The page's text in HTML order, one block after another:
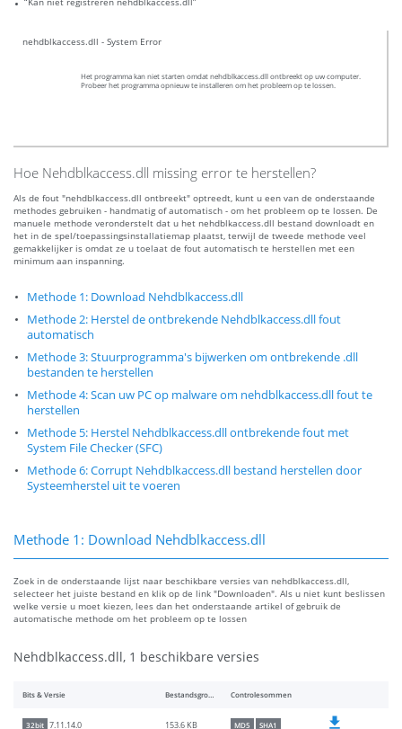
nehdblkaccess.dll - System Error
Het programma kan niet starten omdat nehdblkaccess.dll ontbreekt op uw computer.
Probeer het programma opnieuw te installeren om het probleem op te lossen.
Hoe Nehdblkaccess.dll missing error te herstellen?
Als de fout "nehdblkaccess.dll ontbreekt" optreedt, kunt u een van de onderstaande
methodes gebruiken - handmatig of automatisch - om het probleem op te lossen. De
manuele methode veronderstelt dat u het nehdblkaccess.dll bestand downloadt en
het in de spel/toepassingsinstallatiemap plaatst, terwijl de tweede methode veel
gemakkelijker is omdat ze u toelaat de fout automatisch te herstellen met een
minimum aan inspanning.
Methode 1: Download Nehdblkaccess.dll
Methode 2: Herstel de ontbrekende Nehdblkaccess.dll fout
automatisch
Methode 3: Stuurprogramma's bijwerken om ontbrekende .dll
bestanden te herstellen
Methode 4: Scan uw PC op malware om nehdblkaccess.dll fout te
herstellen
Methode 5: Herstel Nehdblkaccess.dll ontbrekende fout met
System File Checker (SFC)
Methode 6: Corrupt Nehdblkaccess.dll bestand herstellen door
Systeemherstel uit te voeren
Methode 1: Download Nehdblkaccess.dll
Zoek in de onderstaande lijst naar beschikbare versies van nehdblkaccess.dll,
selecteer het juiste bestand en klik op de link "Downloaden". Als u niet kunt beslissen
welke versie u moet kiezen, lees dan het onderstaande artikel of gebruik de
automatische methode om het probleem op te lossen
Nehdblkaccess.dll, 1 beschikbare versies
Bits & Versie Bestandsgrootte Controlesommen
32bit 7.11.14.0 153.6 KB MD5 SHA1